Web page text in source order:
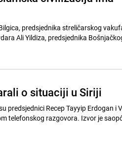
predsjednika streličarskog
Ali Yildiza, predsjednika
o situaciji u Siriji
predsjednici Recep Tayyip Erdogan i
telefonskog razgovora. Izvor je